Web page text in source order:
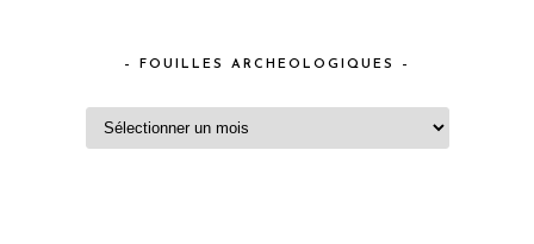
– FOUILLES ARCHEOLOGIQUES –